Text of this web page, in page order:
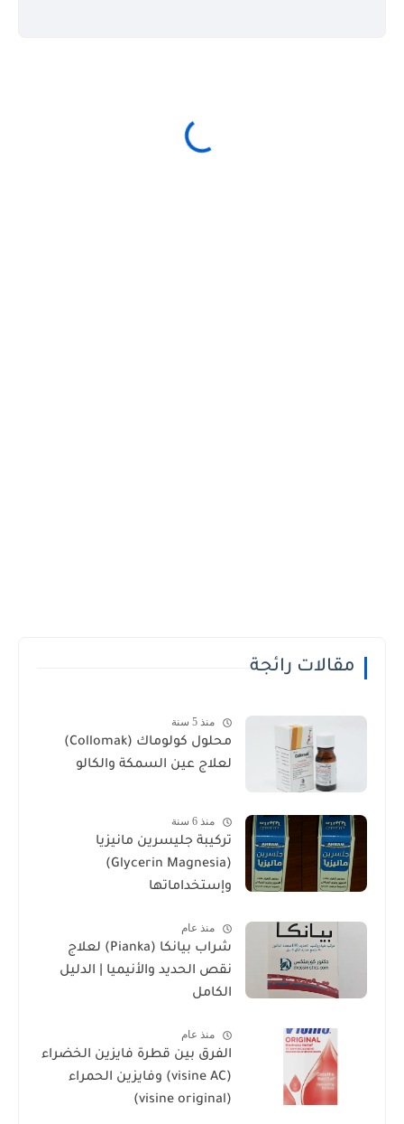
مقالات رائجة
منذ 5 سنة
محلول كولوماك (Collomak)
لعلاج عين السمكة والكالو
منذ 6 سنة
تركيبة جليسرين مانيزيا
(Glycerin Magnesia)
وإستخداماتها
منذ عام
شراب بيانكا (Pianka) لعلاج
نقص الحديد والأنيميا | الدليل
الكامل
منذ عام
الفرق بين قطرة فايزين الخضراء
(visine AC) وفايزين الحمراء
(visine original)